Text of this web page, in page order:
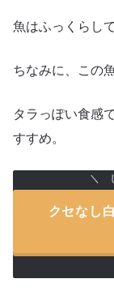
魚はふっくらし
ちなみに、この
タラっぽい食感
すすめ。
クセなし